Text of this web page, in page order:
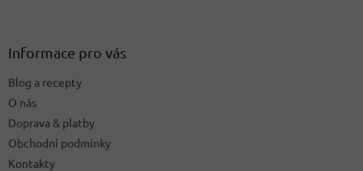
Informace pro vás
Blog a recepty
O nás
Doprava & platby
Obchodní podmínky
Kontakty